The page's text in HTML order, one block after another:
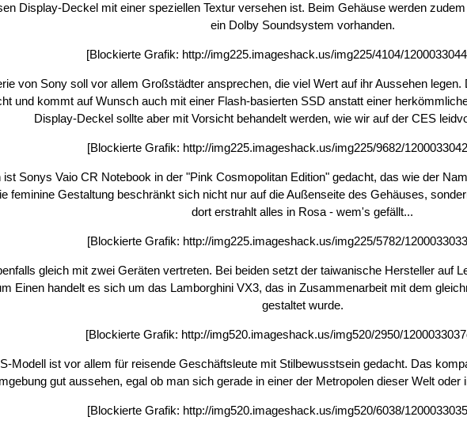
Display-Deckel mit einer speziellen Textur versehen ist. Beim Gehäuse werden
ein Dolby Soundsystem vorhanden.
[Blockierte Grafik: http://img225.imageshack.us/img225/4104/
von Sony soll vor allem Großstädter ansprechen, die viel Wert auf ihr Aussehen
und kommt auf Wunsch auch mit einer Flash-basierten SSD anstatt einer
Display-Deckel sollte aber mit Vorsicht behandelt werden, wie wir auf der CES
[Blockierte Grafik: http://img225.imageshack.us/img225/9682/
ist Sonys Vaio CR Notebook in der "Pink Cosmopolitan Edition" gedacht, das wie der
feminine Gestaltung beschränkt sich nicht nur auf die Außenseite des Gehäuses,
dort erstrahlt alles in Rosa - wem's gefällt...
[Blockierte Grafik: http://img225.imageshack.us/img225/5782/
gleich mit zwei Geräten vertreten. Bei beiden setzt der taiwanische Hersteller auf
Einen handelt es sich um das Lamborghini VX3, das in Zusammenarbeit mit dem
gestaltet wurde.
[Blockierte Grafik: http://img520.imageshack.us/img520/2950/
Modell ist vor allem für reisende Geschäftsleute mit Stilbewusstsein gedacht. Das
gut aussehen, egal ob man sich gerade in einer der Metropolen dieser Welt
[Blockierte Grafik: http://img520.imageshack.us/img520/6038/